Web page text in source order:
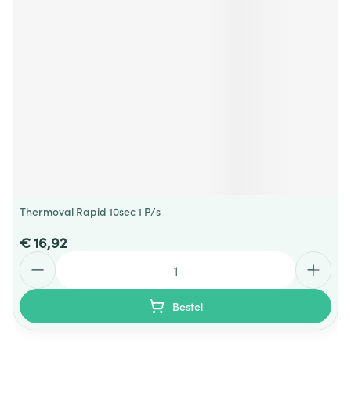
Thermoval Rapid 10sec 1 P/s
€ 16,92
Bestel